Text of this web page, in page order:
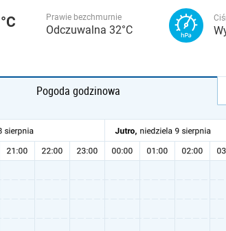
Prawie bezchmurnie
Odczuwalna 32°C
Pogoda godzinowa